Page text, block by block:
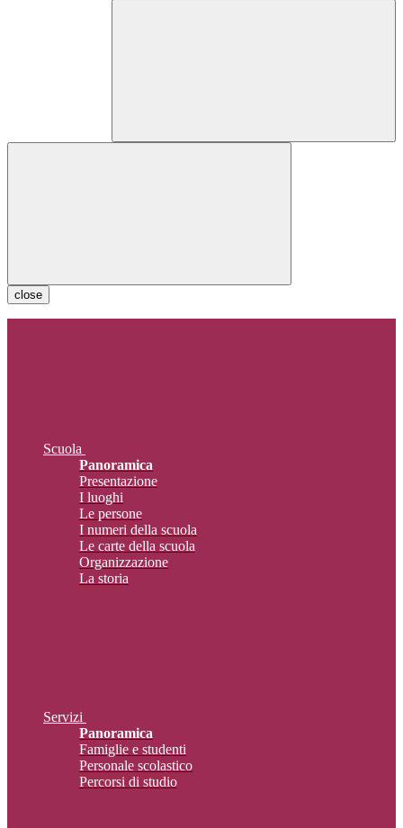
close
Scuola
Panoramica
Presentazione
I luoghi
Le persone
I numeri della scuola
Le carte della scuola
Organizzazione
La storia
Servizi
Panoramica
Famiglie e studenti
Personale scolastico
Percorsi di studio